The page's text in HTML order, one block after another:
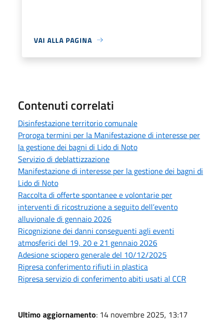
VAI ALLA PAGINA
Contenuti correlati
Disinfestazione territorio comunale
Proroga termini per la Manifestazione di interesse per
la gestione dei bagni di Lido di Noto
Servizio di deblattizzazione
Manifestazione di interesse per la gestione dei bagni di
Lido di Noto
Raccolta di offerte spontanee e volontarie per
interventi di ricostruzione a seguito dell’evento
alluvionale di gennaio 2026
Ricognizione dei danni conseguenti agli eventi
atmosferici del 19, 20 e 21 gennaio 2026
Adesione sciopero generale del 10/12/2025
Ripresa conferimento rifiuti in plastica
Ripresa servizio di conferimento abiti usati al CCR
Ultimo aggiornamento: 14 novembre 2025, 13:17